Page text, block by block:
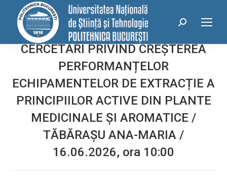
conținut
Search:
CERCETĂRI PRIVIND CREȘTEREA
PERFORMANȚELOR
ECHIPAMENTELOR DE EXTRACȚIE A
PRINCIPIILOR ACTIVE DIN PLANTE
MEDICINALE ȘI AROMATICE /
TĂBĂRAȘU ANA-MARIA /
16.06.2026, ora 10:00